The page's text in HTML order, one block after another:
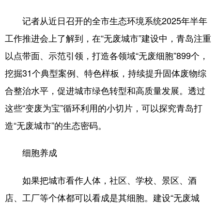
政事 文旅 社会民生 山东产经
文娱 融媒秀 地市 科教
健康 微视齐鲁
English Español
记者从近日召开的全市生态环境系统2025年半年
工作推进会上了解到，在“无废城市”建设中，青岛注重
以点带面、示范引领，打造各领域“无废细胞”899个，
挖掘31个典型案例、特色样板，持续提升固体废物综
合整治水平，促进城市绿色转型和高质量发展。透过
这些“变废为宝”循环利用的小切片，可以探究青岛打
造“无废城市”的生态密码。
细胞养成
如果把城市看作人体，社区、学校、景区、酒
店、工厂等个体都可以看成是其细胞。建设“无废城